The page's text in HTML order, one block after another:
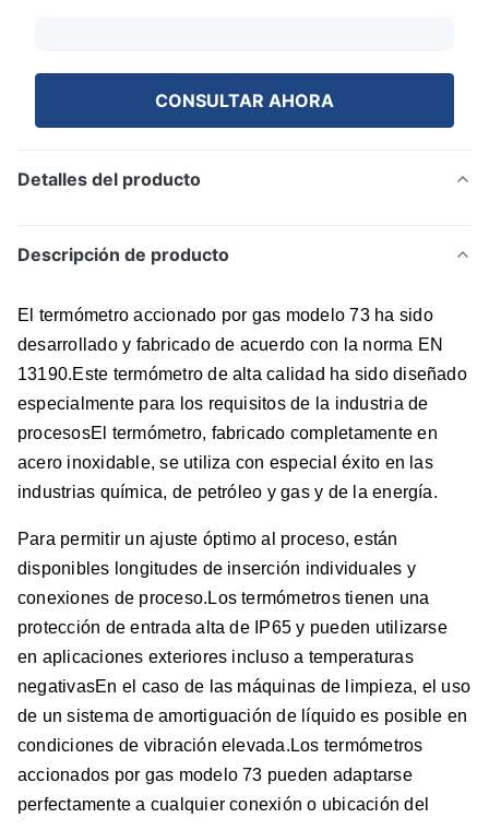
CONSULTAR AHORA
Detalles del producto
Descripción de producto
El termómetro accionado por gas modelo 73 ha sido
desarrollado y fabricado de acuerdo con la norma EN
13190.Este termómetro de alta calidad ha sido diseñado
especialmente para los requisitos de la industria de
procesosEl termómetro, fabricado completamente en
acero inoxidable, se utiliza con especial éxito en las
industrias química, de petróleo y gas y de la energía.
Para permitir un ajuste óptimo al proceso, están
disponibles longitudes de inserción individuales y
conexiones de proceso.Los termómetros tienen una
protección de entrada alta de IP65 y pueden utilizarse
en aplicaciones exteriores incluso a temperaturas
negativasEn el caso de las máquinas de limpieza, el uso
de un sistema de amortiguación de líquido es posible en
condiciones de vibración elevada.Los termómetros
accionados por gas modelo 73 pueden adaptarse
perfectamente a cualquier conexión o ubicación del